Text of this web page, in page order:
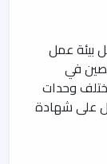
بيئة عمل
في
وحدات
على شهادة